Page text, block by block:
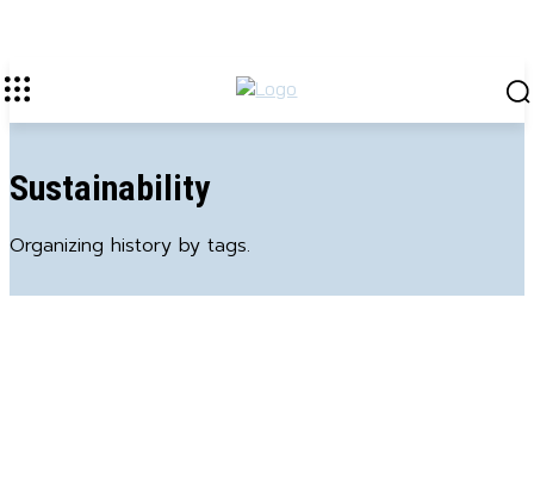
Sustainability
Organizing history by tags.